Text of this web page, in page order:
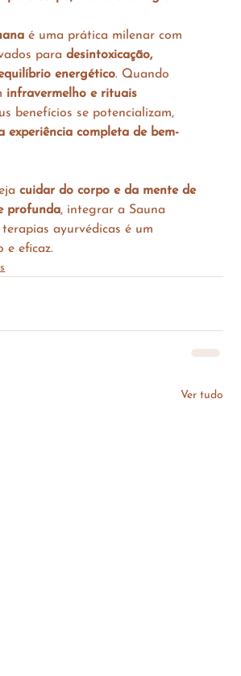
é uma prática milenar com
para desintoxicação,
energético. Quando
infravermelho e rituais
benefícios se potencializam,
experiência completa de bem-
cuidar do corpo e da mente de
profunda, integrar a Sauna
ayurvédicas é um
e eficaz.
Ver tudo